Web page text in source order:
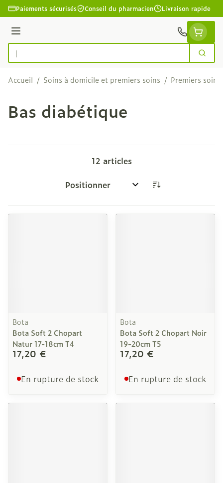
Aller au contenu
Paiements sécurisés Conseil du pharmacien Livraison rapide
Menu
Rechercher
Accueil / Soins à domicile et premiers soins / Premiers soins
Bas diabétique
12 articles
Trier par:
Bota
Bota Soft 2 Chopart
Natur 17-18cm T4
17,20 €
En rupture de stock
Bota
Bota Soft 2 Chopart Noir
19-20cm T5
17,20 €
En rupture de stock